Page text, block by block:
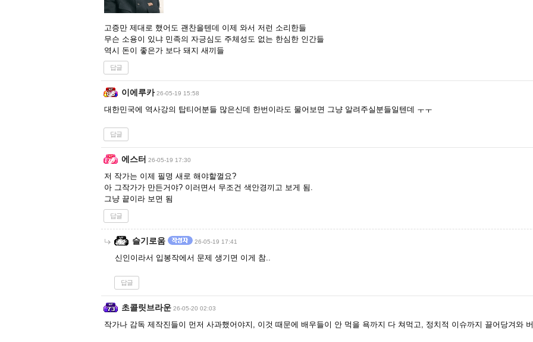
고증만 제대로 했어도 괜찬을텐데 이제 와서 저런 소리한들
무슨 소용이 있냐 민족의 자긍심도 주체성도 없는 한심한 인간들
역시 돈이 좋은가 보다 돼지 새끼들
답글
이에루카 26-05-19 15:58
대한민국에 역사강의 탑티어분들 많은신데 한번이라도 물어보면 그냥 알려주실분들일텐데 ㅜㅜ
답글
에스터 26-05-19 17:30
저 작가는 이제 필명 새로 해야할껄요?
아 그작가가 만든거야? 이러면서 무조건 색안경끼고 보게 됨.
그냥 끝이라 보면 됨
답글
슬기로움 26-05-19 17:41
신인이라서 입봉작에서 문제 생기면 이게 참..
답글
초콜릿브라운 26-05-20 02:03
작가나 감독 제작진들이 먼저 사과했어야지, 이것 때문에 배우들이 안 먹을 욕까지 다 쳐먹고, 정치적 이슈까지 끌어당겨와